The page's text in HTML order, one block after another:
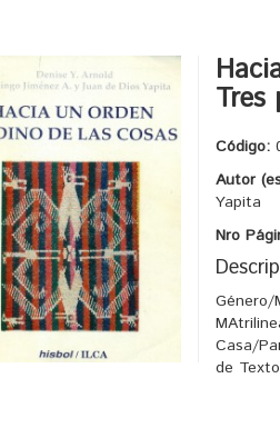
Tres
Código:
Autor
Yapita
Nro
Género/
Casa/
de